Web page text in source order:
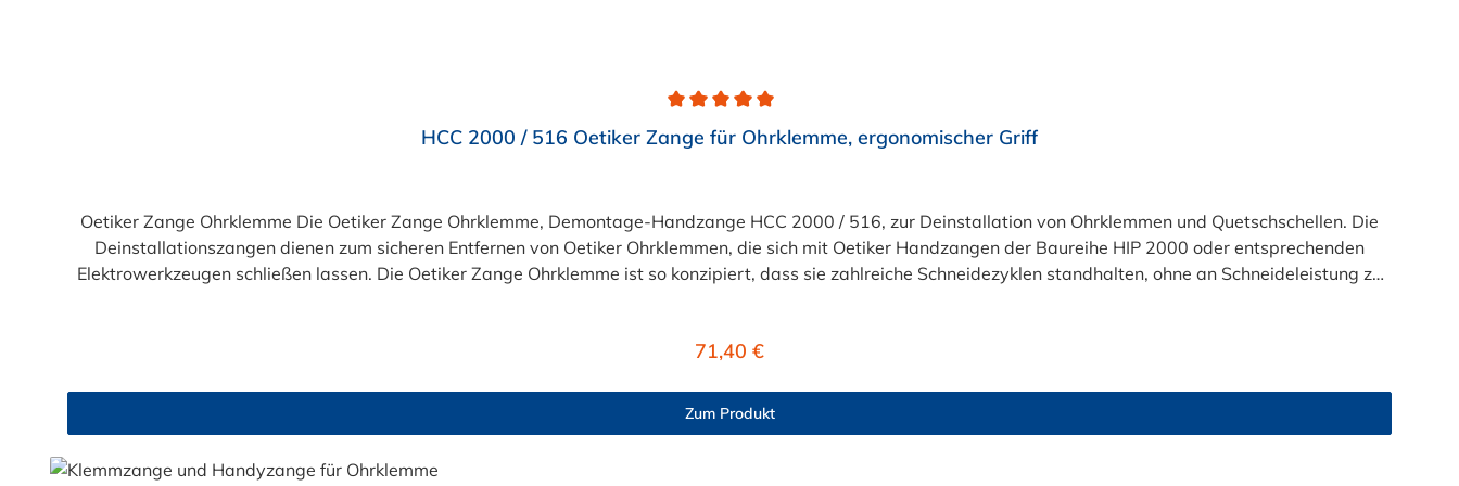
Durchschnittliche Bewertung von 5 von 5 SternenHCC 2000 / 516 Oetiker Zange für Ohrklemme, ergonomischer Griff
Oetiker Zange Ohrklemme Die Oetiker Zange Ohrklemme, Demontage-Handzange HCC 2000 / 516, zur Deinstallation von Ohrklemmen und Quetschschellen. Die
Deinstallationszangen dienen zum sicheren Entfernen von Oetiker Ohrklemmen, die sich mit Oetiker Handzangen der Baureihe HIP 2000 oder entsprechenden
Elektrowerkzeugen schließen lassen. Die Oetiker Zange Ohrklemme ist so konzipiert, dass sie zahlreiche Schneidezyklen standhalten, ohne an Schneideleistung zu
Handzangen. Die hohe mechanische Kraftverstärkung erleichtert das Schneiden von Klemmen und reduziert das Risiko einer Verletzung durch Überlastung.
Regulärer Preis:
71,40 €
Zum Produkt